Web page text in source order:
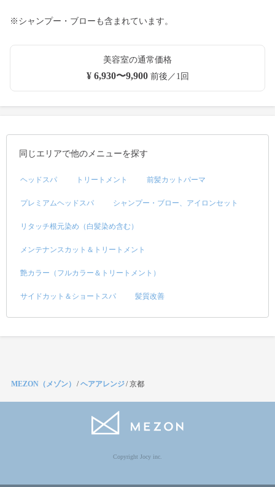
※シャンプー・ブローも含まれています。
美容室の通常価格
¥ 6,930〜9,900前後／1回
同じエリアで他のメニューを探す
ヘッドスパ トリートメント 前髪カットパーマ
プレミアムヘッドスパ シャンプー・ブロー、アイロンセット
リタッチ根元染め（白髪染め含む）
メンテナンスカット＆トリートメント
艶カラー（フルカラー＆トリートメント）
サイドカット＆ショートスパ 髪質改善
MEZON（メゾン） /ヘアアレンジ/京都
Copyright Jocy inc.